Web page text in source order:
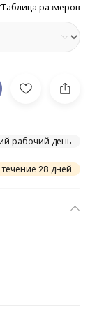
Таблица размеров
рабочий день
течение 28 дней